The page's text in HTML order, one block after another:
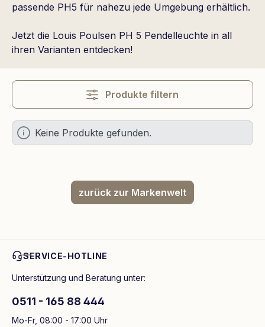
passende PH5 für nahezu jede Umgebung erhältlich.
Jetzt die Louis Poulsen PH 5 Pendelleuchte in all
ihren Varianten entdecken!
Produkte filtern
Keine Produkte gefunden.
zurück zur Markenwelt
SERVICE-HOTLINE
Unterstützung und Beratung unter:
0511 - 165 88 444
Mo-Fr, 08:00 - 17:00 Uhr